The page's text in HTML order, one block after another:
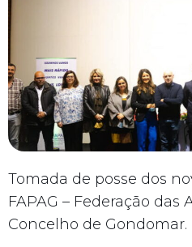
Tomada de posse dos
FAPAG – Federação das
Concelho de Gondomar.